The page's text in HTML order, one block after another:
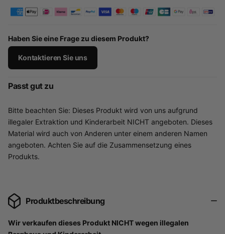
Haben Sie eine Frage zu diesem Produkt?
Kontaktieren Sie uns
Passt gut zu
Bitte beachten Sie: Dieses Produkt wird von uns aufgrund
illegaler Extraktion und Kinderarbeit NICHT angeboten. Dieses
Material wird auch von Anderen unter einem anderen Namen
angeboten. Achten Sie auf die Zusammensetzung eines
Produkts.
Produktbeschreibung
Wir verkaufen dieses Produkt NICHT wegen illegalen